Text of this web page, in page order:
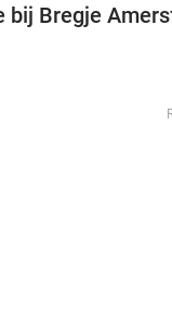
bij Bregje